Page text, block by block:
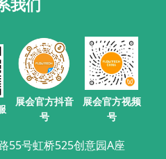
我们
展会官方抖音
号
展会官方视频
号
55号虹桥525创意园A座